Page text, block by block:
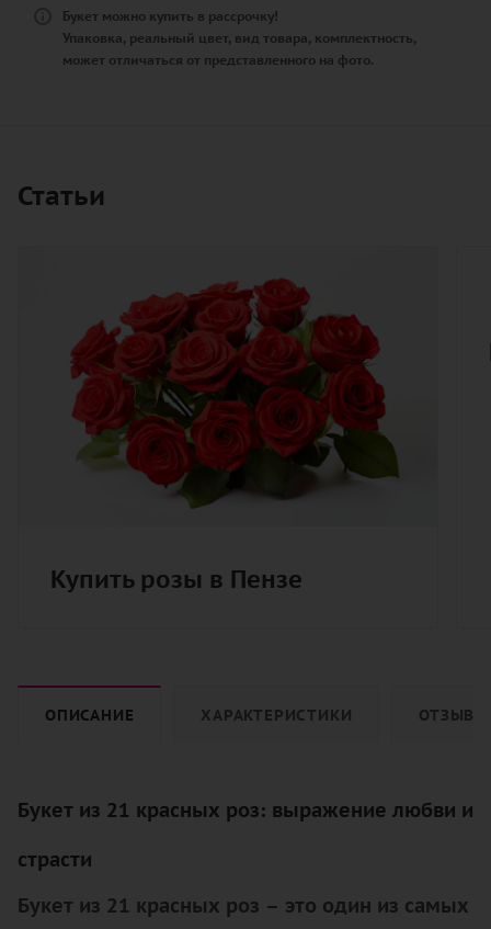
Букет можно купить в рассрочку!
Упаковка, реальный цвет, вид товара, комплектность,
может отличаться от представленного на фото.
Статьи
Купить розы в Пензе
ОПИСАНИЕ ХАРАКТЕРИСТИКИ ОТЗЫВЫ
Букет из 21 красных роз: выражение любви и
страсти
Букет из 21 красных роз – это один из самых